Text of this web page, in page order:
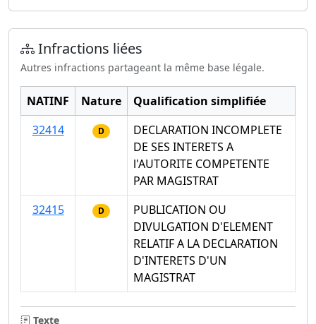
Infractions liées
Autres infractions partageant la même base légale.
NATINF Nature
Qualification simplifiée
32414
D
DECLARATION INCOMPLETE
DE SES INTERETS A
l'AUTORITE COMPETENTE
PAR MAGISTRAT
32415
D
PUBLICATION OU
DIVULGATION D'ELEMENT
RELATIF A LA DECLARATION
D'INTERETS D'UN
MAGISTRAT
Texte